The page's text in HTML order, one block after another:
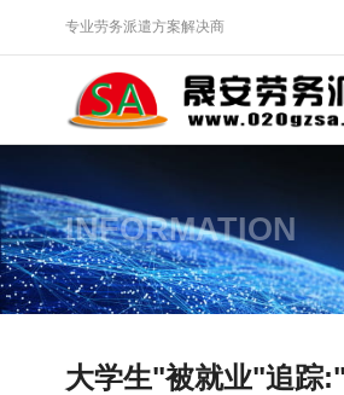
专业劳务派遣方案解决商
INFORMATION
大学生"被就业"追踪